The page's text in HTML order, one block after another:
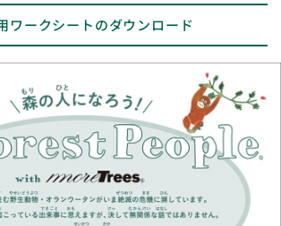
ワークシートのダウンロード